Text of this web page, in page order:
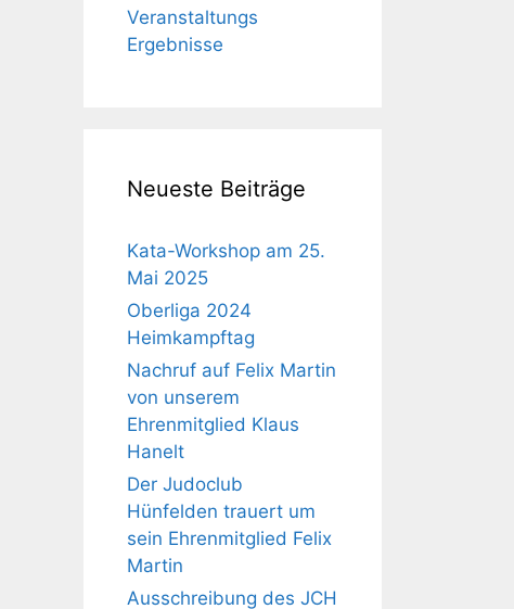
Veranstaltungs
Ergebnisse
Neueste Beiträge
Kata-Workshop am 25.
Mai 2025
Oberliga 2024
Heimkampftag
Nachruf auf Felix Martin
von unserem
Ehrenmitglied Klaus
Hanelt
Der Judoclub
Hünfelden trauert um
sein Ehrenmitglied Felix
Martin
Ausschreibung des JCH